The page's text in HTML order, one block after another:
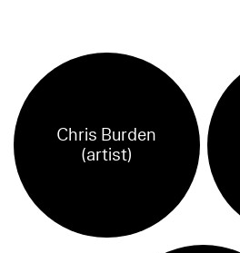
Chris Burden
(artist)